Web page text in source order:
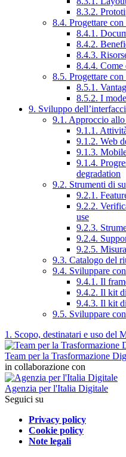
8.3.2.
8.4. Progettare
8.4.1.
8.4.2.
8.4.3.
8.4.4. Come
8.5. Progettare
8.5.1.
8.5.2. I
9. Sviluppo
9.1. Approccio
9.1.1.
9.1.2. Web
9.1.3.
9.1.4.
degradation
9.2. Strumenti di
9.2.1.
9.2.2.
use
9.2.3.
9.2.4.
9.2.5.
9.3. Catalogo del
9.4. Sviluppare
9.4.1. Il
9.4.2. Il kit
9.4.3. Il kit
9.5. Sviluppare
1. Scopo, destinatari e uso del
Team per la Trasformazione
in collaborazione con
Agenzia per l'Italia Digitale
Seguici su
Privacy policy
Cookie policy
Note legali